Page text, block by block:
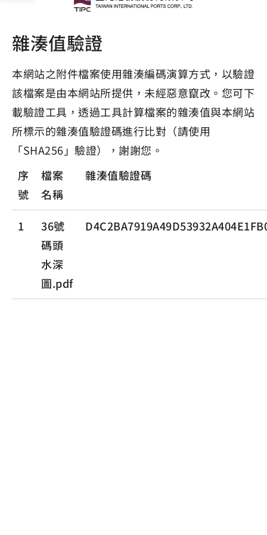
雜湊值驗證
本網站之附件檔案使用雜湊編碼演算方式，以驗證
該檔案是由本網站所提供，未經惡意竄改。您可下
載驗證工具，透過工具計算檔案的雜湊值與本網站
所標示的雜湊值驗證碼進行比對（請使用
「SHA256」驗證），謝謝您。
序
號
檔案
名稱
雜湊值驗證碼
1
36號
碼頭
水深
圖.pdf